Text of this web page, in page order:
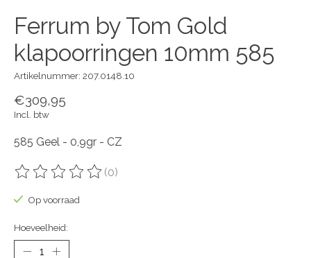
Ferrum by Tom Gold
klapoorringen 10mm 585
Artikelnummer: 207.0148.10
€309,95
Incl. btw
585 Geel - 0,9gr - CZ
De beoordeling van dit product is
(0)
Op voorraad
Hoeveelheid: